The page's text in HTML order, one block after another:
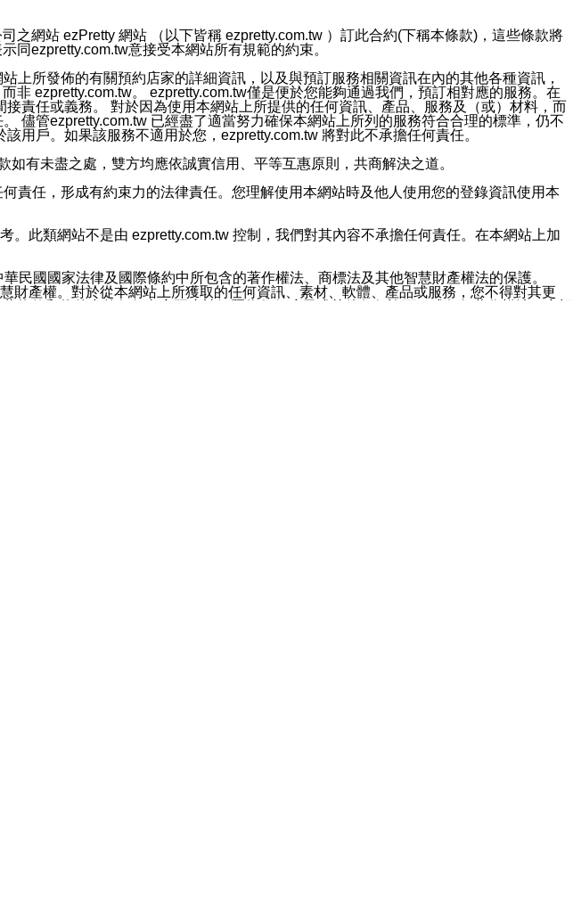
子郵件供您參考。您能依照該資料或電子郵件所指示之方法、說明或功能連結，隨時
知型訊息。
送。滿足以下三個條件者，將可收到通知型訊息。
網站 ezPretty 網站 （以下皆稱 ezpretty.com.tw ）訂此合約(下稱本條款)，這些條款將
同ezpretty.com.tw意接受本網站所有規範的約束。
上所發佈的有關預約店家的詳細資訊，以及與預訂服務相關資訊在內的其他各種資訊，
ezpretty.com.tw。 ezpretty.com.tw僅是便於您能夠通過我們，預訂相對應的服務。在
責任或義務。 對於因為使用本網站上所提供的任何資訊、產品、服務及（或）材料，而
儘管ezpretty.com.tw 已經盡了適當努力確保本網站上所列的服務符合合理的標準，仍不
用戶。如果該服務不適用於您，ezpretty.com.tw 將對此不承擔任何責任。
有未盡之處，雙方均應依誠實信用、平等互惠原則，共商解決之道。
責任，形成有約束力的法律責任。您理解使用本網站時及他人使用您的登錄資訊使用本
此類網站不是由 ezpretty.com.tw 控制，我們對其內容不承擔任何責任。在本網站上加
國國家法律及國際條約中所包含的著作權法、商標法及其他智慧財產權法的保護。
產權。對於從本網站上所獲取的任何資訊、素材、軟體、產品或服務，您不得對其更